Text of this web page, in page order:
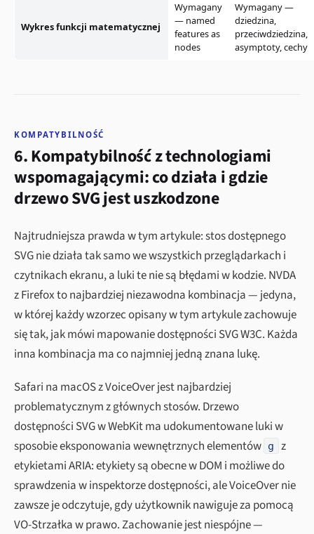
Wykres funkcji matematycznej
Wymagany
— named
features as
nodes
Wymagany —
dziedzina,
przeciwdziedzina,
asymptoty, cechy
KOMPATYBILNOŚĆ
6. Kompatybilność z technologiami
wspomagającymi: co działa i gdzie
drzewo SVG jest uszkodzone
Najtrudniejsza prawda w tym artykule: stos dostępnego
SVG nie działa tak samo we wszystkich przeglądarkach i
czytnikach ekranu, a luki te nie są błędami w kodzie. NVDA
z Firefox to najbardziej niezawodna kombinacja — jedyna,
w której każdy wzorzec opisany w tym artykule zachowuje
się tak, jak mówi mapowanie dostępności SVG W3C. Każda
inna kombinacja ma co najmniej jedną znana lukę.
Safari na macOS z VoiceOver jest najbardziej
problematycznym z głównych stosów. Drzewo
dostępności SVG w WebKit ma udokumentowane luki w
sposobie eksponowania wewnętrznych elementów g
z
etykietami ARIA: etykiety są obecne w DOM i możliwe do
sprawdzenia w inspektorze dostępności, ale VoiceOver nie
zawsze je odczytuje, gdy użytkownik nawiguje za pomocą
VO-Strzałka w prawo. Zachowanie jest niespójne —